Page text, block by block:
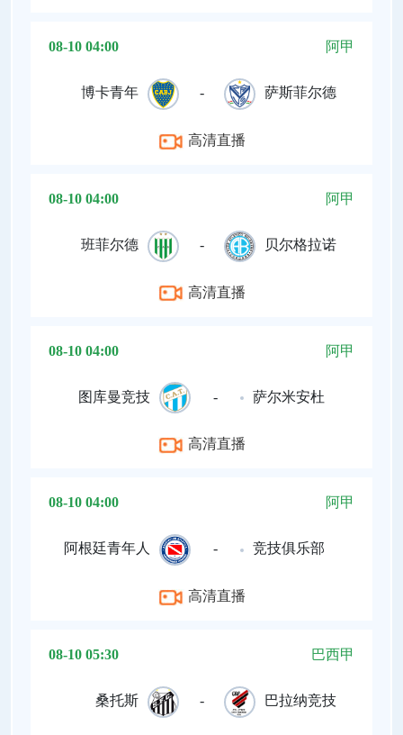
08-10 04:00 阿甲
博卡青年 - 萨斯菲尔德
高清直播
08-10 04:00 阿甲
班菲尔德 - 贝尔格拉诺
高清直播
08-10 04:00 阿甲
图库曼竞技 - 萨尔米安杜
高清直播
08-10 04:00 阿甲
阿根廷青年人 - 竞技俱乐部
高清直播
08-10 05:30 巴西甲
桑托斯 - 巴拉纳竞技